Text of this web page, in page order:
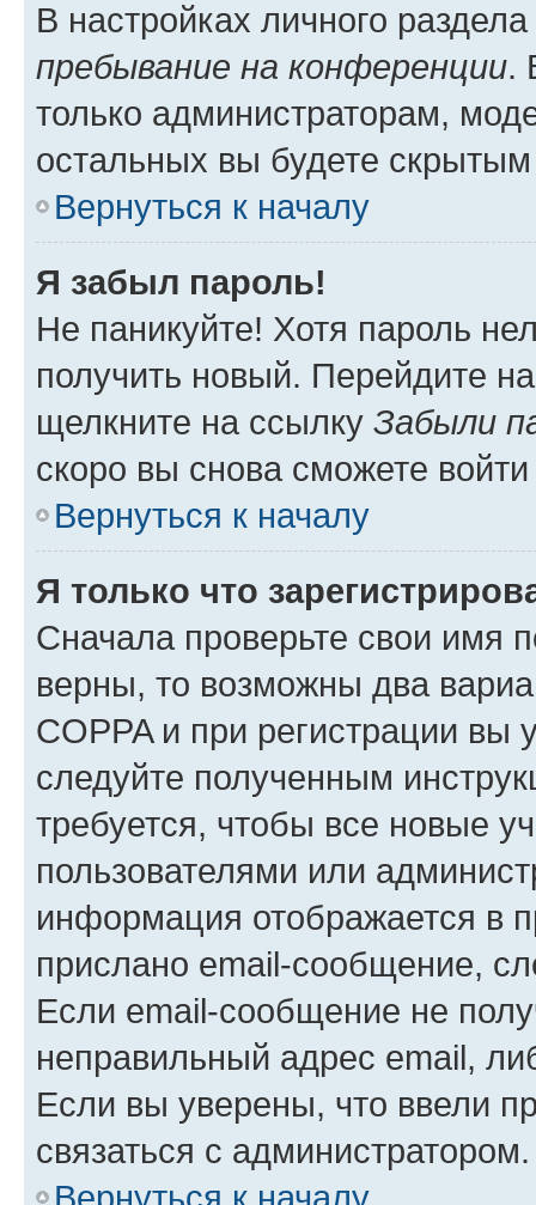
В настройках личного
пребывание на конференции.
только администраторам,
остальных вы будете
Вернуться к началу
Я забыл пароль!
Не паникуйте! Хотя пароль
получить новый. Перейдите
щелкните на ссылку Забыли
скоро вы снова сможете
Вернуться к началу
Я только что
Сначала проверьте свои имя
верны, то возможны два
COPPA и при регистрации вы
следуйте полученным
требуется, чтобы все новые
пользователями или
информация отображается в
прислано email-сообщение,
Если email-сообщение не
неправильный адрес email,
Если вы уверены, что ввели
связаться с администратором.
Вернуться к началу